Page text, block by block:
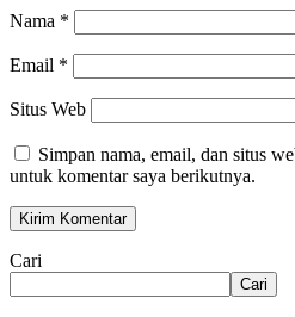
Nama *
Email *
Situs Web
Simpan nama, email, dan situs
untuk komentar saya berikutnya.
Cari
Cari